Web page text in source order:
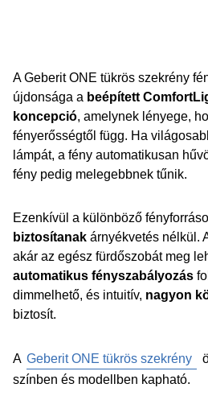
A Geberit ONE tükrös szekrény
újdonsága a beépített
koncepció, amelynek lényege,
fényerősségtől függ. Ha
lámpát, a fény automatikusan
fény pedig melegebbnek tűnik.
Ezenkívül a különböző
biztosítanak árnyékvetés nélkül.
akár az egész fürdőszobát meg
automatikus fényszabályozás
dimmelhető, és intuitív, nagyon
biztosít.
A Geberit ONE tükrös szekrény
színben és modellben kapható.